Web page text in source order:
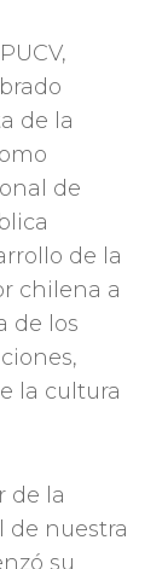
de la
de
de la
chilena a
de los
la cultura
de la
de nuestra
su